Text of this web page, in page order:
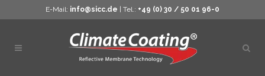
E-Mail: info@sicc.de | Tel.: +49 (0) 30 / 50 01 96-0